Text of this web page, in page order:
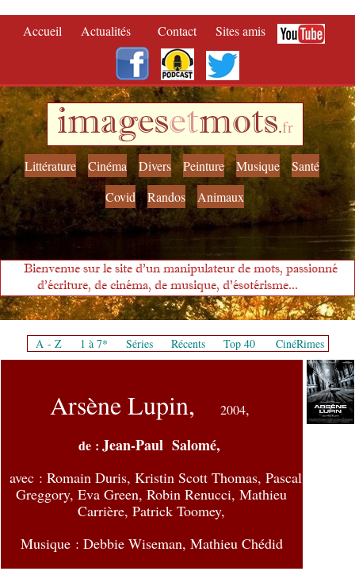
Accueil Actualités Contact Sites amis
imagesetmots.fr
Littérature Cinéma Divers Peinture Musique
Santé
Covid
Randos Animaux
Bienvenue sur le site d'un manipulateur de mots, passionné
d'écriture, de cinéma, de musique, d'ésotérisme...
A - Z 1 à 7* Séries Récents Top 40 CinéRimes
Arsène Lupin, 2004,
de :Jean-Paul Salomé,
avec :Romain Duris, Kristin Scott Thomas, Pascal
Greggory, Eva Green, Robin Renucci, Mathieu
Carrière, Patrick Toomey,
Musique : Debbie Wiseman, Mathieu Chédid